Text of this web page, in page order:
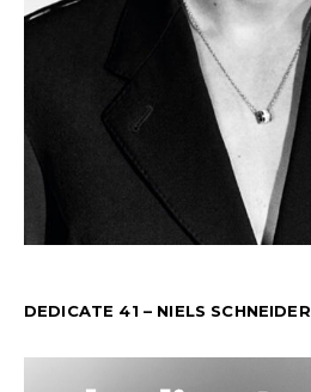
DEDICATE 41 – NIELS SCHNEIDER